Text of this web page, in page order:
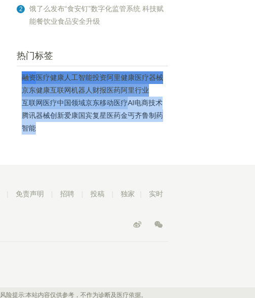
2
饿了么发布“食安钉”数字化监管系统 科技赋
能餐饮业食品安全升级
热门标签
融资医疗健康人工智能投资阿里健康医疗器械
京东健康互联网机器人 财报医药阿里行业
互联网医疗中国领域京东移动医疗AI电商技术
腾讯器械创新爱康国宾复星医药金丐齐鲁制药
智能
免责声明 招聘 投稿 独家 实时
风险提示:本站内容仅供参考，不作为诊断及医疗依据。